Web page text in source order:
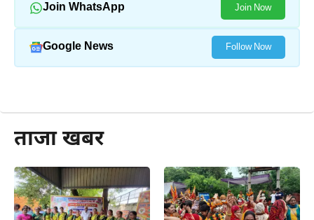
Join WhatsApp Join Now
Google News Follow Now
ताजा खबर